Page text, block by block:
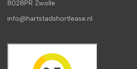
8028PR Zwolle
info@hartstadshortlease.nl